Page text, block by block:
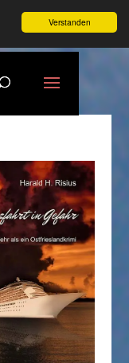
Verstanden